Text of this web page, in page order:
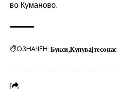
во Куманово.
ОЗНАЧЕН: Букси Купувајте со нас